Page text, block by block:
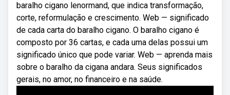
baralho cigano lenormand, que indica transformação,
corte, reformulação e crescimento. Web — significado
de cada carta do baralho cigano. O baralho cigano é
composto por 36 cartas, e cada uma delas possui um
significado único que pode variar. Web — aprenda mais
sobre o baralho da cigana andara. Seus significados
gerais, no amor, no financeiro e na saúde.